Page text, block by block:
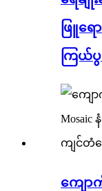
ဖြူရေ
ကြယ်ပွ
ကျော